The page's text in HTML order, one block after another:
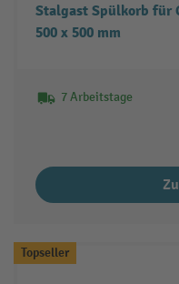
Stalgast Spülkorb für
500 x 500 mm
7 Arbeitstage
Topseller